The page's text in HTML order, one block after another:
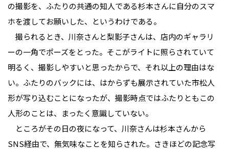
の撮影を、ふたりの共通の知人である杉本さんに自分のスマ
ホを渡してお願いした、というわけである。
撮られるとき、川奈さんと梨影子さんは、店内のギャラリ
ーの一角でポーズをとった。そこがライトに照らされていて
明るく、撮影しやすいと思ったからで、それ以上の理由はな
い。ふたりのバックには、はからずも展示されていた市松人
形が写り込むことになったが、撮影時点ではふたりともこの
人形のことは、まったく意識していない。
ところがその日の夜になって、川奈さんは杉本さんから
SNS経由で、無気味なことを知らされた。さきほどの記念写